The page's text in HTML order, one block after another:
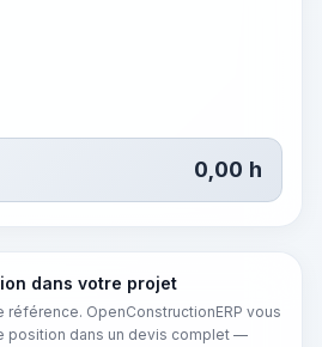
0,00 h
dans votre projet
OpenConstructionERP vous
position dans un devis complet —